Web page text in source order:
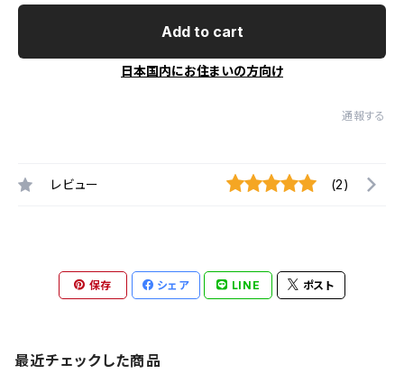
Add to cart
日本国内にお住まいの方向け
通報する
レビュー (2)
保存 シェア LINE ポスト
最近チェックした商品